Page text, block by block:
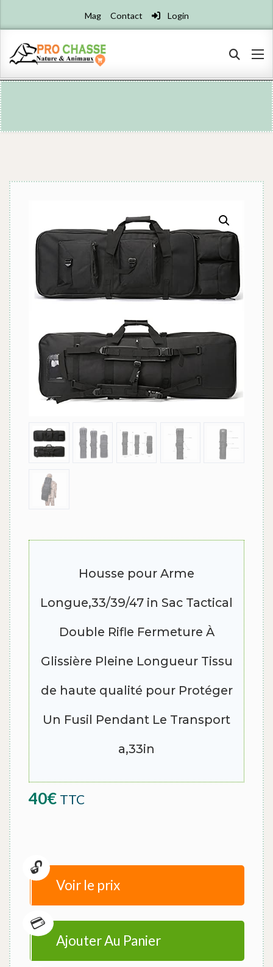
Mag Contact Login
Housse pour Arme
Longue,33/39/47 in Sac Tactical
Double Rifle Fermeture À
Glissière Pleine Longueur Tissu
de haute qualité pour Protéger
Un Fusil Pendant Le Transport
a,33in
40€ TTC
Voir le prix
Ajouter Au Panier